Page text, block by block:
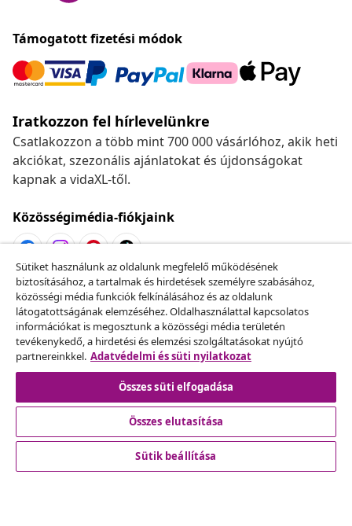
Támogatott fizetési módok
Iratkozzon fel hírlevelünkre
Csatlakozzon a több mint 700 000 vásárlóhoz, akik heti
akciókat, szezonális ajánlatokat és újdonságokat
kapnak a vidaXL-től.
Közösségimédia-fiókjaink
Szerződéstől való elállás
Küldj be egy rendelés lemondására vonatkozó
kérelmet.
Szerződéstől való elállás
Ügyfélszolgálat
Sütiket használunk az oldalunk megfelelő működésének
biztosításához, a tartalmak és hirdetések személyre szabásához,
közösségi média funkciók felkínálásához és az oldalunk
látogatottságának elemzéséhez. Oldalhasználattal kapcsolatos
információkat is megosztunk a közösségi média területén
tevékenykedő, a hirdetési és elemzési szolgáltatásokat nyújtó
partnereinkkel. Adatvédelmi és süti nyilatkozat
Összes süti elfogadása
Összes elutasítása
Sütik beállítása